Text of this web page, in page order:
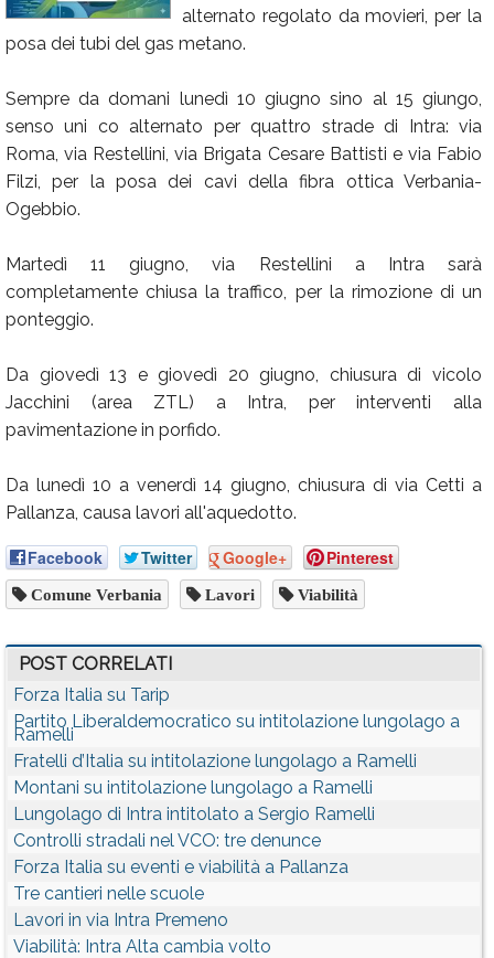
Calendario
alternato regolato da movieri, per la
posa dei tubi del gas metano.
Sempre da domani lunedì 10 giugno sino al 15 giungo,
senso uni co alternato per quattro strade di Intra: via
Roma, via Restellini, via Brigata Cesare Battisti e via Fabio
Filzi, per la posa dei cavi della fibra ottica Verbania-
Ogebbio.
Martedì 11 giugno, via Restellini a Intra sarà
completamente chiusa la traffico, per la rimozione di un
ponteggio.
Da giovedì 13 e giovedì 20 giugno, chiusura di vicolo
Jacchini (area ZTL) a Intra, per interventi alla
pavimentazione in porfido.
Da lunedì 10 a venerdì 14 giugno, chiusura di via Cetti a
Pallanza, causa lavori all'aquedotto.
Facebook Twitter Google+ Pinterest
Comune Verbania Lavori Viabilità
POST CORRELATI
Forza Italia su Tarip
Partito Liberaldemocratico su intitolazione lungolago a
Ramelli
Fratelli d’Italia su intitolazione lungolago a Ramelli
Montani su intitolazione lungolago a Ramelli
Lungolago di Intra intitolato a Sergio Ramelli
Controlli stradali nel VCO: tre denunce
Forza Italia su eventi e viabilità a Pallanza
Tre cantieri nelle scuole
Lavori in via Intra Premeno
Viabilità: Intra Alta cambia volto